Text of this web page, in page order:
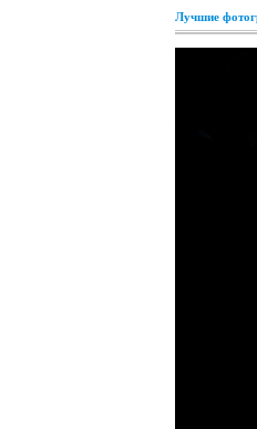
Лучшие